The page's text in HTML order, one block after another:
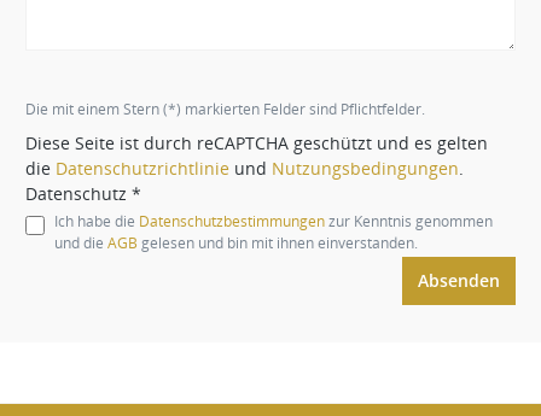
Die mit einem Stern (*) markierten Felder sind Pflichtfelder.
Diese Seite ist durch reCAPTCHA geschützt und es gelten
die Datenschutzrichtlinie und Nutzungsbedingungen.
Datenschutz *
Ich habe die Datenschutzbestimmungenzur Kenntnis genommen
und die AGB gelesen und bin mit ihnen einverstanden.
Absenden